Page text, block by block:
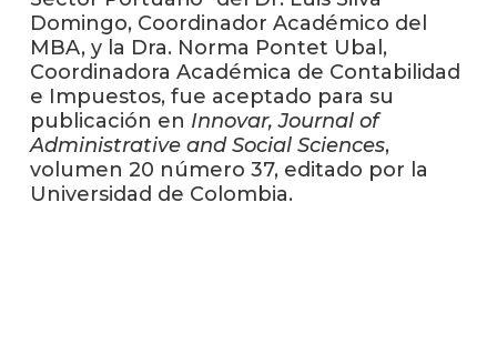
Domingo, Coordinador Académico del
MBA, y la Dra. Norma Pontet Ubal,
Coordinadora Académica de Contabilidad
e Impuestos, fue aceptado para su
publicación en Innovar, Journal of
Administrative and Social Sciences,
volumen 20 número 37, editado por la
Universidad de Colombia.